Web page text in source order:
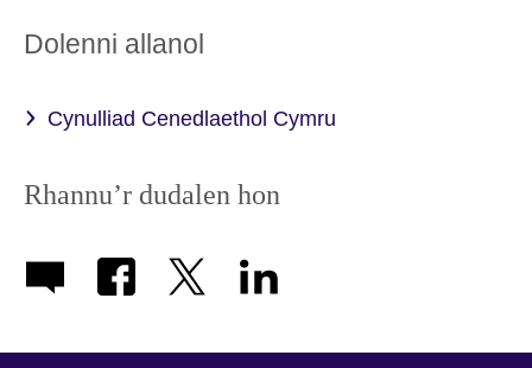
Dolenni allanol
Cynulliad Cenedlaethol Cymru
Rhannu’r dudalen hon